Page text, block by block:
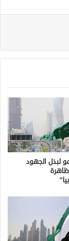
لبذل الجهود